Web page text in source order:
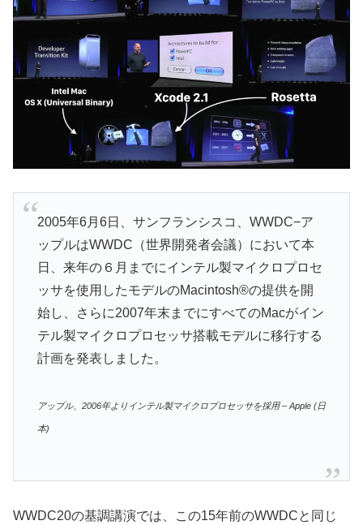
2005年6月6日、サンフランシスコ、WWDC−ア
ップルはWWDC（世界開発者会議）において本
日、来年の６月までにインテル製マイクロプロセ
ッサを使用したモデルのMacintosh®の提供を開
始し、さらに2007年末までにすべてのMacがイン
テル製マイクロプロセッサ搭載モデルに移行する
計画を発表しました。
アップル、2006年よりインテル製マイクロプロセッサを採用 – Apple (日
本)
WWDC20の基調講演では、この15年前のWWDCと同じ